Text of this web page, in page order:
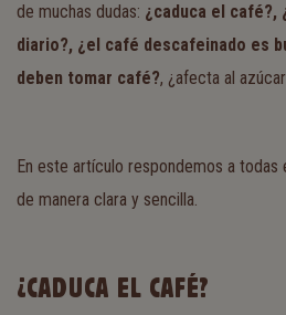
de muchas dudas: ¿caduca el café?,
diario?, ¿el café descafeinado es
deben tomar café?, ¿afecta al
En este artículo respondemos a
de manera clara y sencilla.
¿CADUCA EL CAFÉ?